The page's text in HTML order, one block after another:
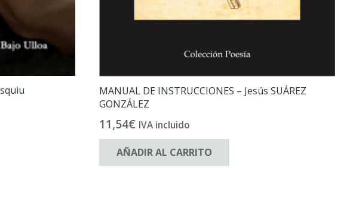
MANUAL DE INSTRUCCIONES – Jesús SUÁREZ
GONZÁLEZ
11,54€ IVA incluido
AÑADIR AL CARRITO